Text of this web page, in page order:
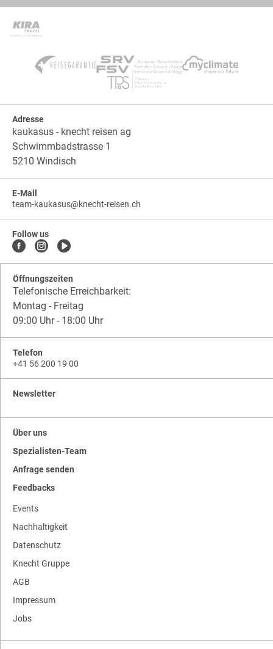
Adresse
kaukasus - knecht reisen ag
Schwimmbadstrasse 1
5210 Windisch
E-Mail
team-kaukasus@knecht-reisen.ch
Follow us
Öffnungszeiten
Telefonische Erreichbarkeit:
Montag - Freitag
09:00 Uhr - 18:00 Uhr
Telefon
+41 56 200 19 00
Newsletter
Über uns
Spezialisten-Team
Anfrage senden
Feedbacks
Events
Nachhaltigkeit
Datenschutz
Knecht Gruppe
AGB
Impressum
Jobs